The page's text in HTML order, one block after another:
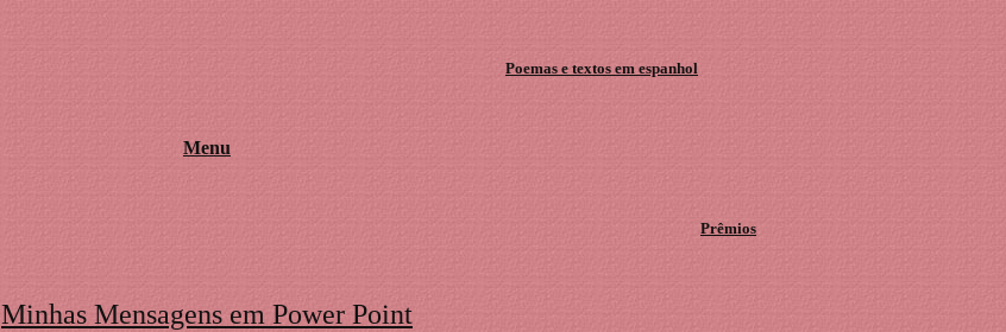
Poemas e textos em espanhol
Menu
Prêmios
Minhas Mensagens em Power Point